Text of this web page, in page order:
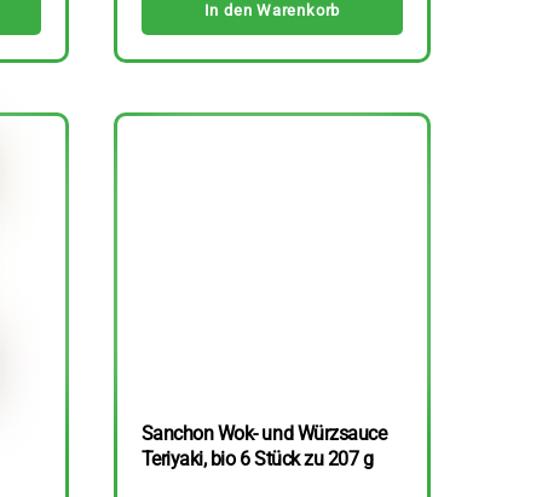
In den Warenkorb
Sanchon Wok- und Würzsauce
Teriyaki, bio 6 Stück zu 207 g